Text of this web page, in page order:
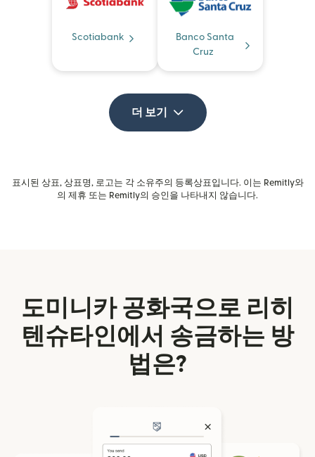
Scotiabank
Banco Santa
Cruz
더 보기
표시된 상표, 상표명, 로고는 각 소유주의 등록상표입니다. 이는 Remitly와
의 제휴 또는 Remitly의 승인을 나타내지 않습니다.
도미니카 공화국으로 리히
텐슈타인에서 송금하는 방
법은?